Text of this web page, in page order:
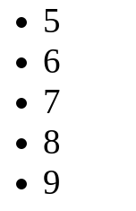
5
6
7
8
9